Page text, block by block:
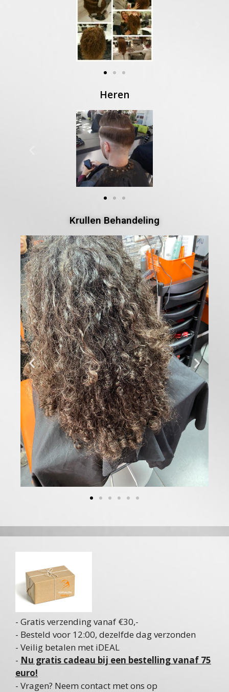
Heren
Krullen Behandeling
- Gratis verzending vanaf €30,-
- Besteld voor 12:00, dezelfde dag verzonden
- Veilig betalen met iDEAL
- Nu gratis cadeau bij een bestelling vanaf 75
euro!
- Vragen? Neem contact met ons op